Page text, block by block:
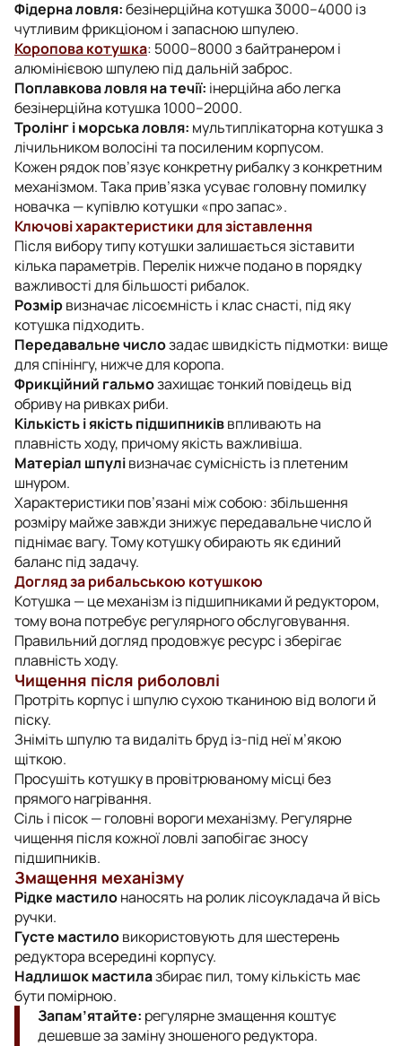
Фідерна ловля:безінерційна котушка 3000–4000 із
чутливим фрикціоном і запасною шпулею.
Коропова котушка: 5000–8000 з байтранером і
алюмінієвою шпулею під дальній заброс.
Поплавкова ловля на течії: інерційна або легка
безінерційна котушка 1000–2000.
Тролінг і морська ловля: мультиплікаторна котушка з
лічильником волосіні та посиленим корпусом.
Кожен рядок пов’язує конкретну рибалку з конкретним
механізмом. Така прив’язка усуває головну помилку
новачка — купівлю котушки «про запас».
Ключові характеристики для зіставлення
Після вибору типу котушки залишається зіставити
кілька параметрів. Перелік нижче подано в порядку
важливості для більшості рибалок.
Розмірвизначає лісоємність і клас снасті, під яку
котушка підходить.
Передавальне числозадає швидкість підмотки: вище
для спінінгу, нижче для коропа.
Фрикційний гальмозахищає тонкий повідець від
обриву на ривках риби.
Кількість і якість підшипниківвпливають на
плавність ходу, причому якість важливіша.
Матеріал шпулівизначає сумісність із плетеним
шнуром.
Характеристики пов’язані між собою: збільшення
розміру майже завжди знижує передавальне число й
піднімає вагу. Тому котушку обирають як єдиний
баланс під задачу.
Догляд за рибальською котушкою
Котушка — це механізм із підшипниками й редуктором,
тому вона потребує регулярного обслуговування.
Правильний догляд продовжує ресурс і зберігає
плавність ходу.
Чищення після риболовлі
Протріть корпус і шпулю сухою тканиною від вологи й
піску.
Зніміть шпулю та видаліть бруд із-під неї м’якою
щіткою.
Просушіть котушку в провітрюваному місці без
прямого нагрівання.
Сіль і пісок — головні вороги механізму. Регулярне
чищення після кожної ловлі запобігає зносу
підшипників.
Змащення механізму
Рідке мастилонаносять на ролик лісоукладача й вісь
ручки.
Густе мастиловикористовують для шестерень
редуктора всередині корпусу.
Надлишок мастилазбирає пил, тому кількість має
бути помірною.
Запам’ятайте: регулярне змащення коштує
дешевше за заміну зношеного редуктора.